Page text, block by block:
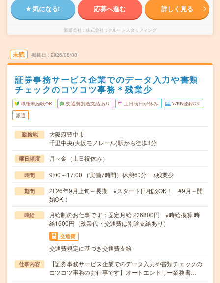
気になる! 応募へ進む 詳しく見る
派遣会社 株式会社リクルートスタッフィング
未読 掲載日 2026/08/08
証券事務サービス企業でのデータ入力や書類
チェックのコツコツ事務＊残業少
職種未経験OK 交通費別途支給あり 土日祝日が休み WEB登録OK
派遣
勤務地
大阪府豊中市
千里中央(大阪モノレール)駅から徒歩3分
曜日頻度 月～金（土日祝休み）
時間 9:00～17:00 （実働7時間）休憩60分 ※残業少
期間
2026年9月上旬～長期 ※スタート日相談OK！ #9月～開
始OK！
時給
月給制のお仕事です：固定月給 226800円 ※時給換算 時
給1600円（残業代・交通費は別途支給あり）
交通費
交通費規定に基づき交通費支給
仕事内容
【証券事務サービス企業でのデータ入力や書類チェックの
コツコツ事務のお仕事です】オートエントリー業務書…